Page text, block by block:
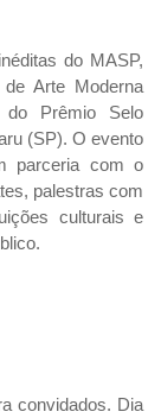
do MASP,
Arte Moderna
do Prêmio Selo
(SP). O evento
parceria com o
palestras com
culturais e
convidados. Dia